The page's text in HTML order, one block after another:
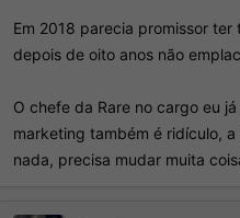
Em 2018 parecia promissor
depois de oito anos não
O chefe da Rare no cargo eu
marketing também é ridículo,
nada, precisa mudar muita